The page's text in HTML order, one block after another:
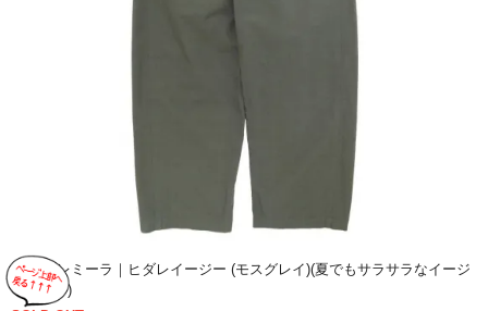
remilla レミーラ｜ヒダレイージー (モスグレイ)(夏でもサラサラなイージ
ーパンツ)